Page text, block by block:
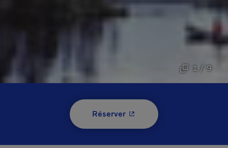
1 / 9
Réserver- Cet hyperlien s'ouvrira